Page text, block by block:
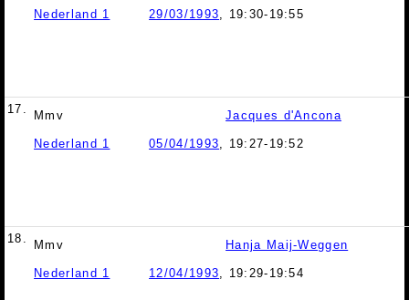
Nederland 1 29/03/1993, 19:30-19:55
17. Mmv Jacques d'Ancona
Nederland 1 05/04/1993, 19:27-19:52
18. Mmv Hanja Maij-Weggen
Nederland 1 12/04/1993, 19:29-19:54